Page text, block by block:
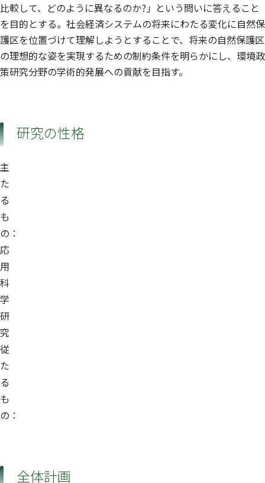
比較して、どのように異なるのか?」という問いに答えること
を目的とする。社会経済システムの将来にわたる変化に自然保
護区を位置づけて理解しようとすることで、将来の自然保護区
の理想的な姿を実現するための制約条件を明らかにし、環境政
策研究分野の学術的発展への貢献を目指す。
研究の性格
主
た
る
も
の：
応
用
科
学
研
究
従
た
る
も
の：
全体計画